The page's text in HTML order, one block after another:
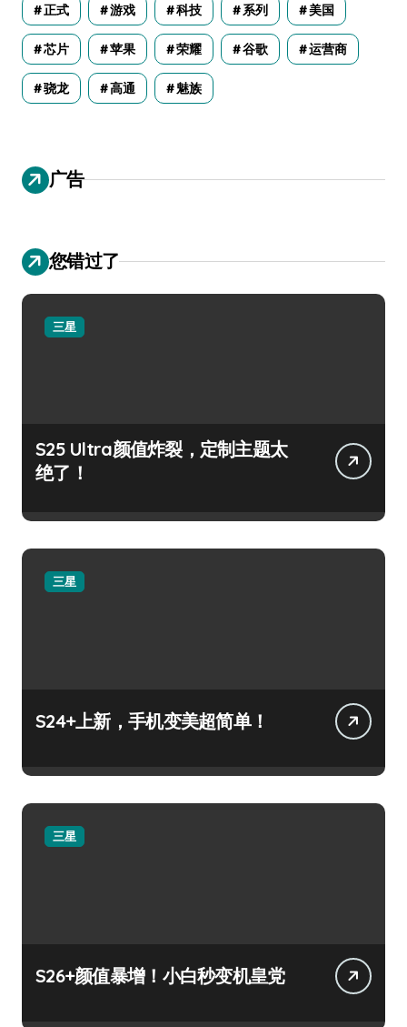
正式 游戏 科技 系列 美国
芯片 苹果 荣耀 谷歌 运营商
骁龙 高通 魅族
广告
您错过了
三星
S25 Ultra颜值炸裂，定制主题太
绝了！
三星
S24+上新，手机变美超简单！
三星
S26+颜值暴增！小白秒变机皇党